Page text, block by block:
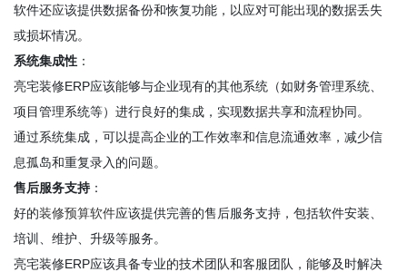
软件还应该提供数据备份和恢复功能，以应对可能出现的数据丢失
或损坏情况。
系统集成性 ：
亮宅装修ERP应该能够与企业现有的其他系统（如财务管理系统、
项目管理系统等）进行良好的集成，实现数据共享和流程协同。
通过系统集成，可以提高企业的工作效率和信息流通效率，减少信
息孤岛和重复录入的问题。
售后服务支持：
好的装修预算软件应该提供完善的售后服务支持，包括软件安装、
培训、维护、升级等服务。
亮宅装修ERP应该具备专业的技术团队和客服团队，能够及时解决